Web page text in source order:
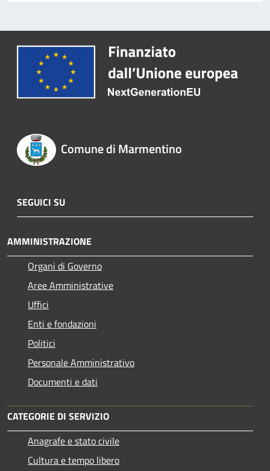
Comune di Marmentino
SEGUICI SU
AMMINISTRAZIONE
Organi di Governo
Aree Amministrative
Uffici
Enti e fondazioni
Politici
Personale Amministrativo
Documenti e dati
CATEGORIE DI SERVIZIO
Anagrafe e stato civile
Cultura e tempo libero